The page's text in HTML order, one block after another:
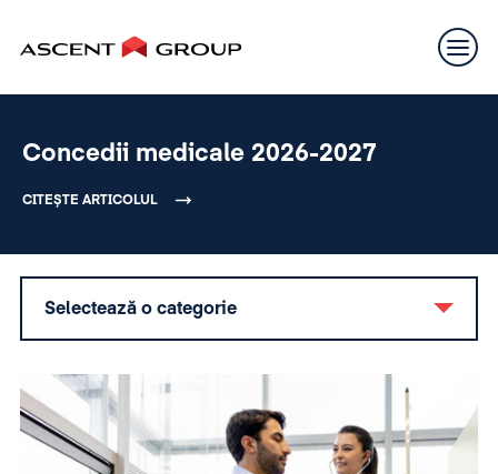
Concedii medicale 2026-2027
CITEȘTE ARTICOLUL
Selectează o categorie